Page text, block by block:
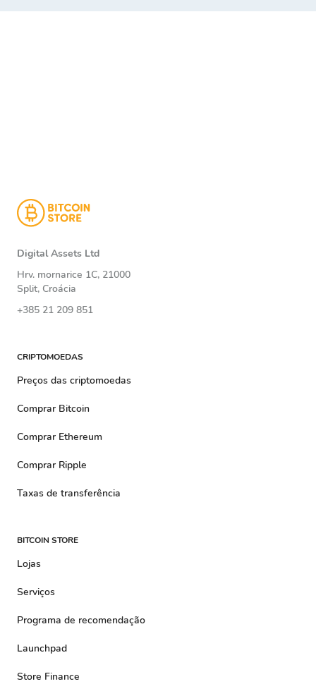
Digital Assets Ltd
Hrv. mornarice 1C, 21000
Split, Croácia
+385 21 209 851
CRIPTOMOEDAS
Preços das criptomoedas
Comprar Bitcoin
Comprar Ethereum
Comprar Ripple
Taxas de transferência
BITCOIN STORE
Lojas
Serviços
Programa de recomendação
Launchpad
Store Finance